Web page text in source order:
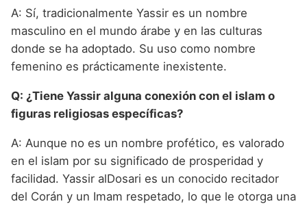
A: Sí, tradicionalmente Yassir es un nombre
masculino en el mundo árabe y en las culturas
donde se ha adoptado. Su uso como nombre
femenino es prácticamente inexistente.
Q: ¿Tiene Yassir alguna conexión con el islam o
figuras religiosas específicas?
A: Aunque no es un nombre profético, es valorado
en el islam por su significado de prosperidad y
facilidad. Yassir alDosari es un conocido recitador
del Corán y un Imam respetado, lo que le otorga una